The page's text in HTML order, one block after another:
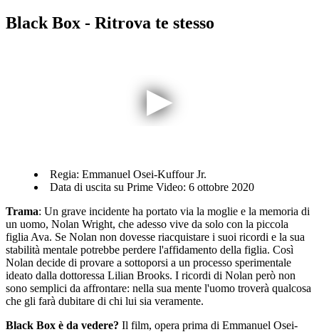
Black Box - Ritrova te stesso
Regia: Emmanuel Osei-Kuffour Jr.
Data di uscita su Prime Video: 6 ottobre 2020
Trama: Un grave incidente ha portato via la moglie e la memoria di
un uomo, Nolan Wright, che adesso vive da solo con la piccola
figlia Ava. Se Nolan non dovesse riacquistare i suoi ricordi e la sua
stabilità mentale potrebbe perdere l'affidamento della figlia. Così
Nolan decide di provare a sottoporsi a un processo sperimentale
ideato dalla dottoressa Lilian Brooks. I ricordi di Nolan però non
sono semplici da affrontare: nella sua mente l'uomo troverà qualcosa
che gli farà dubitare di chi lui sia veramente.
Black Box è da vedere? Il film, opera prima di Emmanuel Osei-